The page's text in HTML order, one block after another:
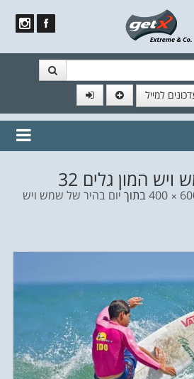
למייל
תפוצה!
נשמח
המון גלים 32
600 × בתוךיום בהיר של שמש ויש